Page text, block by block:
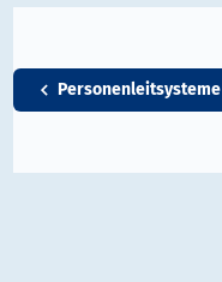
Personenleitsysteme